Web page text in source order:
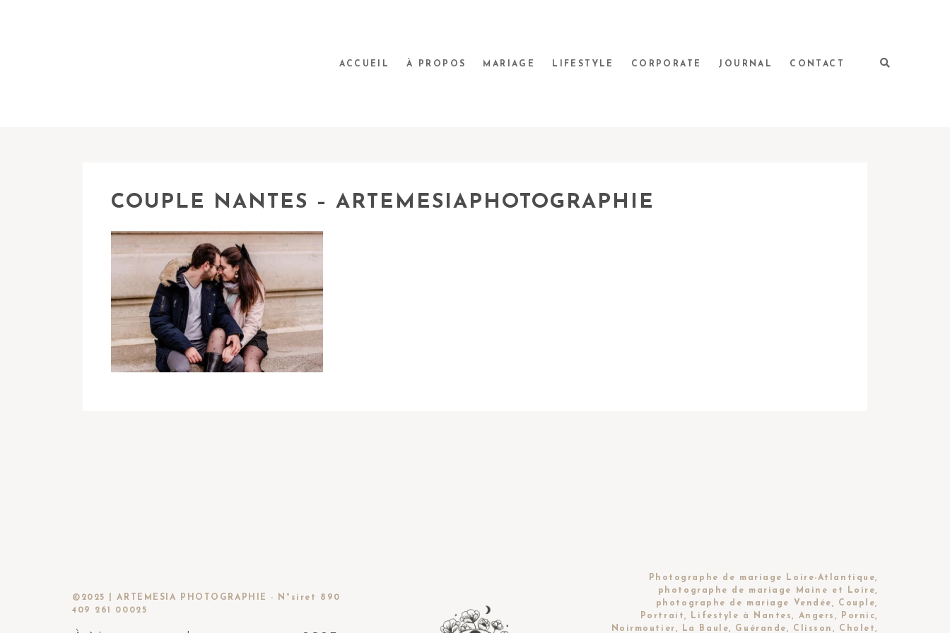
ACCUEIL À PROPOS MARIAGE LIFESTYLE CORPORATE JOURNAL CONTACT
COUPLE NANTES – ARTEMESIAPHOTOGRAPHIE
©2025 | ARTEMESIA PHOTOGRAPHIE - N°siret 890
409 261 00025
Photographe de mariage Loire-Atlantique,
photographe de mariage Maine et Loire,
photographe de mariage Vendée, Couple,
Portrait, Lifestyle à Nantes, Angers, Pornic,
Noirmoutier, La Baule, Guérande, Clisson, Cholet,